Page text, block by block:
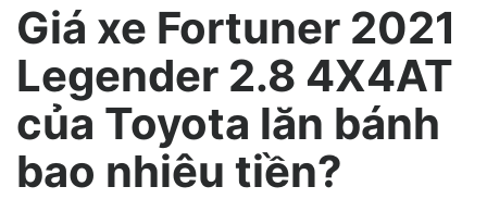
Giá xe Fortuner 2021
Legender 2.8 4X4AT
của Toyota lăn bánh
bao nhiêu tiền?